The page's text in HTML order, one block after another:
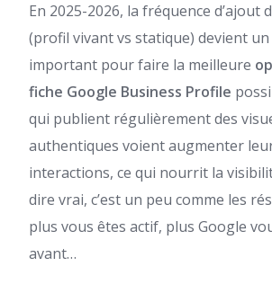
En 2025-2026, la fréquence d’ajout
(profil vivant vs statique) devient
important pour faire la meilleure
fiche Google Business Profile
qui publient régulièrement des
authentiques voient augmenter
interactions, ce qui nourrit la
dire vrai, c’est un peu comme les
plus vous êtes actif, plus Google
avant…